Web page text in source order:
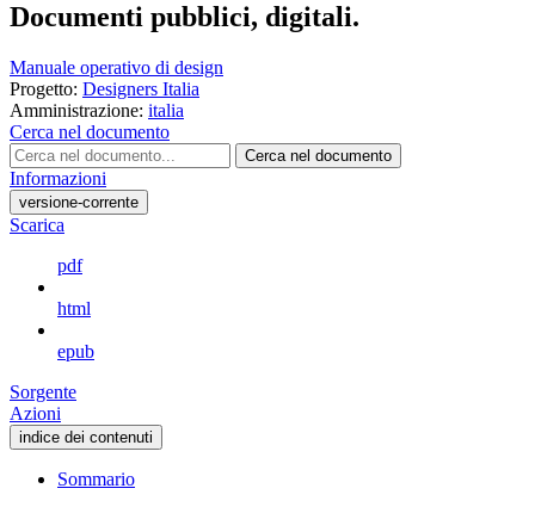
Documenti pubblici, digitali.
Manuale operativo di design
Progetto: Designers Italia
Amministrazione: italia
Cerca nel documento
Cerca nel documento
Informazioni
versione-corrente
Scarica
pdf
html
epub
Sorgente
Azioni
indice dei contenuti
Sommario